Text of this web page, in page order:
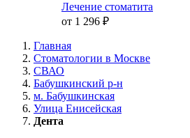
Лечение стоматита
от 1 296 ₽
Главная
Стоматологии в Москве
СВАО
Бабушкинский р-н
м. Бабушкинская
Улица Енисейская
Дента